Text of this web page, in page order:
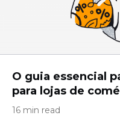
O guia essencial
para lojas de
16 min read